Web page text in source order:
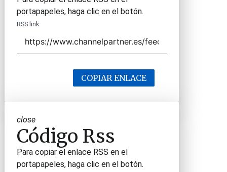
portapapeles, haga clic en el botón.
RSS link
COPIAR ENLACE
close
Código Rss
Para copiar el enlace RSS en el
portapapeles, haga clic en el botón.